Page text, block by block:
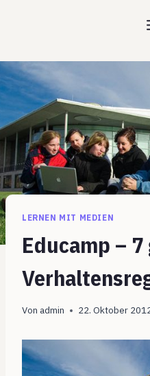
LERNEN MIT MEDIEN
Educamp –
Von admin 22. Oktober